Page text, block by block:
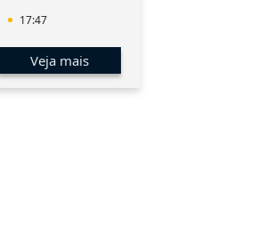
17:47
Veja mais